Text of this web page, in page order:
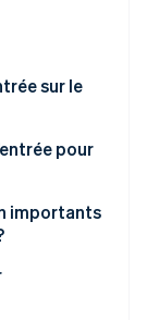
sur le
pour
?
?
importants